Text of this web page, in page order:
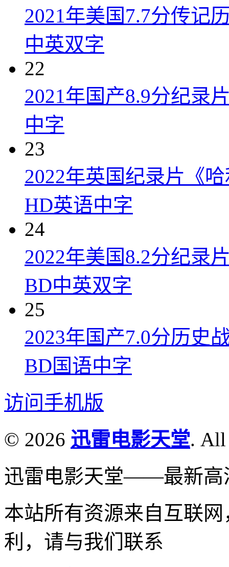
2021年美国7.7分传记
中英双字
22
2021年国产8.9分纪录
中字
23
2022年英国纪录片《
HD英语中字
24
2022年美国8.2分纪录
BD中英双字
25
2023年国产7.0分历史
BD国语中字
访问手机版
© 2026 迅雷电影天堂. All
迅雷电影天堂——最新高
本站所有资源来自互联
利，请与我们联系